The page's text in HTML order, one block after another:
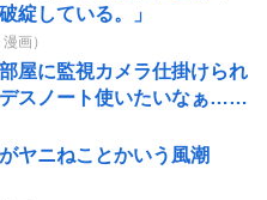
綻している。」
画）
屋に監視カメラ仕掛けられ
スノート使いたいなぁ…せ
ヤニねことかいう風潮